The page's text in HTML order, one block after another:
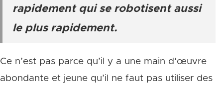
rapidement qui se robotisent aussi
le plus rapidement.
Ce n’est pas parce qu’il y a une main d‘œuvre
abondante et jeune qu’il ne faut pas utiliser des